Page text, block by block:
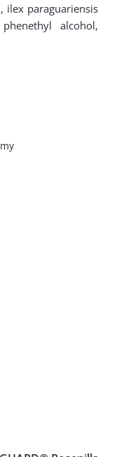
ilex paraguariensis
alcohol,